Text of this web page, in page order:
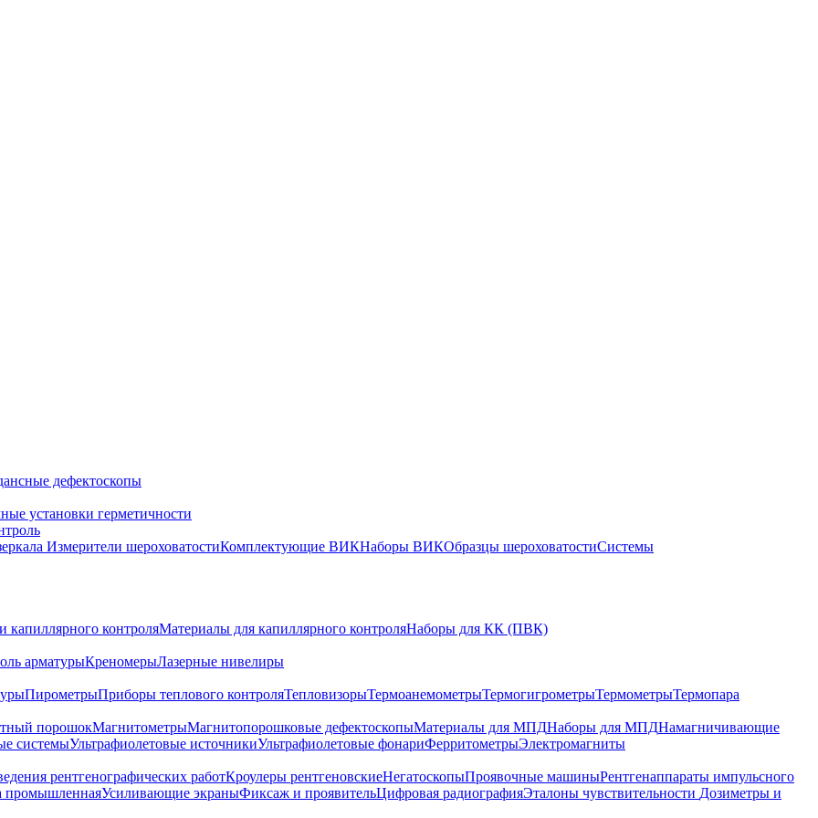
дефектоскопы
установки герметичности
Измерители шероховатостиКомплектующие ВИКНаборы ВИКОбразцы шероховатостиСистемы
капиллярного контроляМатериалы для капиллярного контроляНаборы для КК (ПВК)
арматурыКреномерыЛазерные нивелиры
ПирометрыПриборы теплового контроляТепловизорыТермоанемометрыТермогигрометрыТермометрыТермопара
порошокМагнитометрыМагнитопорошковые дефектоскопыМатериалы для МПДНаборы для МПДНамагничивающие
системыУльтрафиолетовые источникиУльтрафиолетовые фонариФерритометрыЭлектромагниты
рентгенографических работКроулеры рентгеновскиеНегатоскопыПроявочные машиныРентгенаппараты импульсного
промышленнаяУсиливающие экраныФиксаж и проявительЦифровая радиографияЭталоны чувствительности Дозиметры и